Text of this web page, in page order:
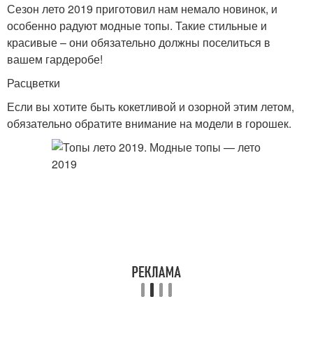
Сезон лето 2019 приготовил нам немало новинок, и
особенно радуют модные топы. Такие стильные и
красивые – они обязательно должны поселиться в
вашем гардеробе!
Расцветки
Если вы хотите быть кокетливой и озорной этим летом,
обязательно обратите внимание на модели в горошек.